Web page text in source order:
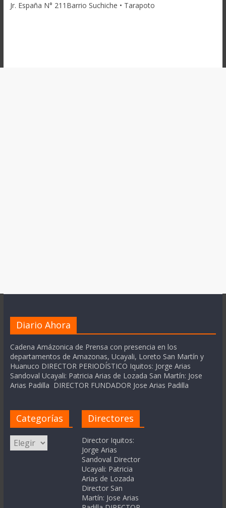
Jr. España N° 211Barrio Suchiche • Tarapoto
Diario Ahora
Cadena Amázonica de Prensa con presencia en los
departamentos de Amazonas, Ucayali, Loreto San Martín y
Huanuco DIRECTOR PERIODÍSTICO Iquitos: Jorge Arias
Sandoval Ucayali: Patricia Arias de Lozada San Martín: Jose
Arias Padilla DIRECTOR FUNDADOR Jose Arias Padilla
Categorías
Categorías
Directores
Director Iquitos:
Jorge Arias
Sandoval Director
Ucayali: Patricia
Arias de Lozada
Director San
Martín: Jose Arias